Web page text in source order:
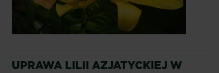
UPRAWA LILII AZJATYCKIEJ W